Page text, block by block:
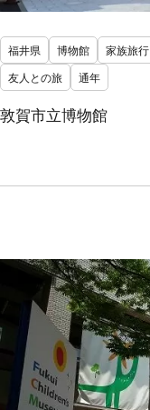
福井県 博物館 家族旅行
友人との旅
通年
敦賀市立博物館